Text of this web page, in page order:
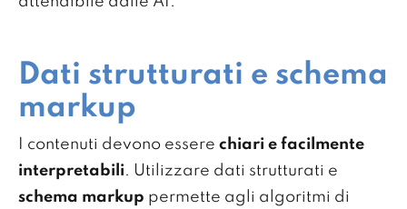
Dati strutturati e schema
markup
I contenuti devono essere chiari e facilmente
interpretabili. Utilizzare dati strutturati e
schema markup permette agli algoritmi di